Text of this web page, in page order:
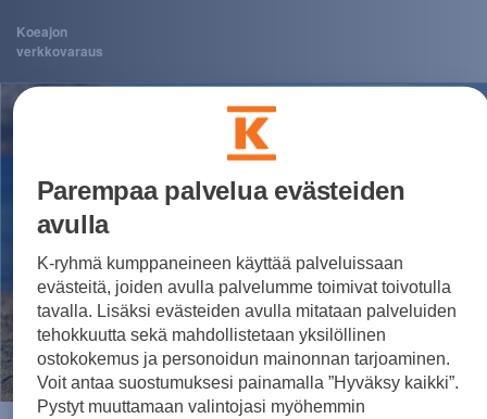
Koeajon
verkkovaraus
Parempaa palvelua evästeiden
avulla
K-ryhmä kumppaneineen käyttää palveluissaan
evästeitä, joiden avulla palvelumme toimivat toivotulla
tavalla. Lisäksi evästeiden avulla mitataan palveluiden
tehokkuutta sekä mahdollistetaan yksilöllinen
ostokokemus ja personoidun mainonnan tarjoaminen.
Voit antaa suostumuksesi painamalla ”Hyväksy kaikki”.
Pystyt muuttamaan valintojasi myöhemmin